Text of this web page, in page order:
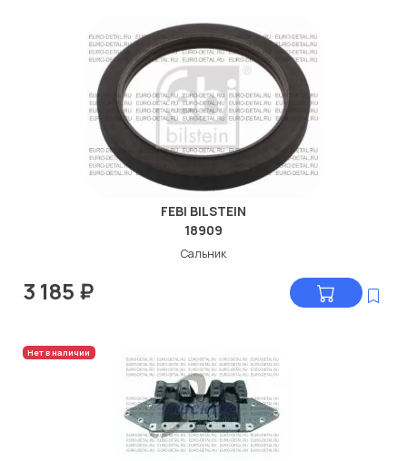
FEBI BILSTEIN
18909
Сальник
3 185 ₽
Нет в наличии